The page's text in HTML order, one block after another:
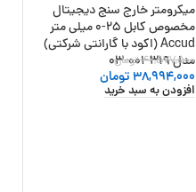
-8%
میکرومتر خارج سنج دیجیتال
مخصوص کابل 25-0 میلی متر
Accud (اکود با گارانتی شرکتی)
مدل 319-001-03
42,577,500تومان
38,994,000تومان
افزودن به سبد خرید